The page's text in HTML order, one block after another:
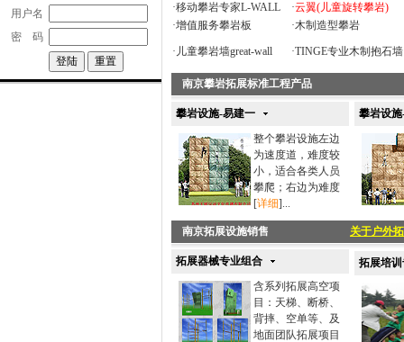
用户名
密 码
·移动攀岩专家L-WALL ·云翼(儿童旋转攀岩)
·增值服务攀岩板 ·木制造型攀岩
· 儿童攀岩墙great-wall ·TINGE专业木制抱石墙
南京攀岩拓展标准工程产品
攀岩设施-易建一
整个攀岩设施左边
为速度道，难度较
小，适合各类人员
攀爬；右边为难度
[详细]...
攀岩设
南京拓展设施销售 关于户外
拓展器械专业组合
含系列拓展高空项
目：天梯、断桥、
背摔、空单等、及
地面团队拓展项目
拓展培